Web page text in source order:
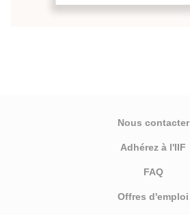
Nous contacter
Adhérez à l'IIF
FAQ
Offres d'emploi